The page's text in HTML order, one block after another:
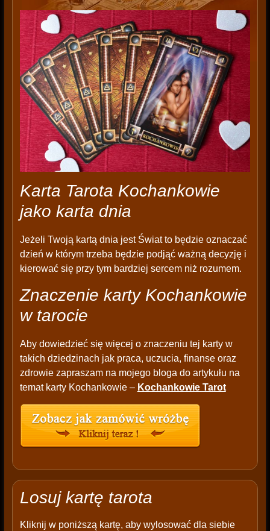
Karta Tarota Kochankowie
jako karta dnia
Jeżeli Twoją kartą dnia jest Świat to będzie oznaczać
dzień w którym trzeba będzie podjąć ważną decyzję i
kierować się przy tym bardziej sercem niż rozumem.
Znaczenie karty Kochankowie
w tarocie
Aby dowiedzieć się więcej o znaczeniu tej karty w
takich dziedzinach jak praca, uczucia, finanse oraz
zdrowie zapraszam na mojego bloga do artykułu na
temat karty Kochankowie – Kochankowie Tarot
Losuj kartę tarota
Kliknij w poniższą kartę, aby wylosować dla siebie